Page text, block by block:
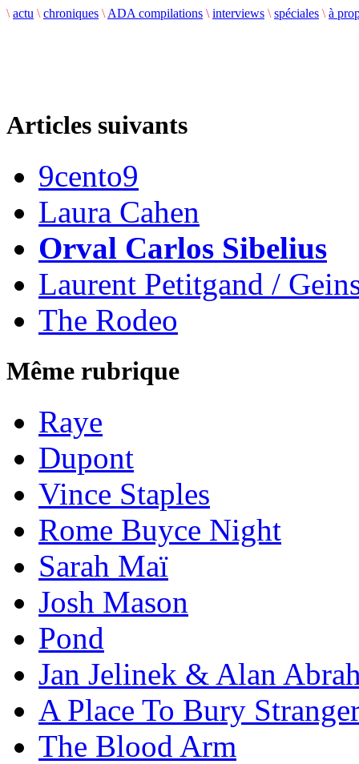
\ actu \ chroniques \ ADA compilations \ interviews \ spéciales \ à
Articles suivants
9cento9
Laura Cahen
Orval Carlos Sibelius
Laurent Petitgand /
The Rodeo
Même rubrique
Raye
Dupont
Vince Staples
Rome Buyce Night
Sarah Maï
Josh Mason
Pond
Jan Jelinek & Alan
A Place To Bury
The Blood Arm